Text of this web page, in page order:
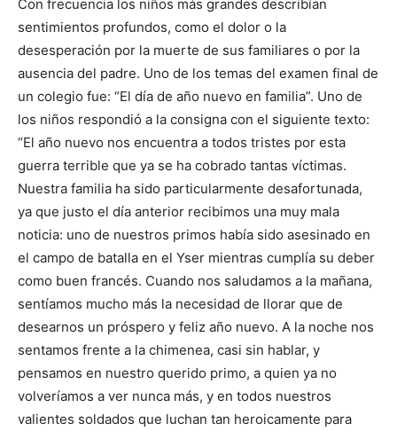
Con frecuencia los niños más grandes describían
sentimientos profundos, como el dolor o la
desesperación por la muerte de sus familiares o por la
ausencia del padre. Uno de los temas del examen final de
un colegio fue: “El día de año nuevo en familia”. Uno de
los niños respondió a la consigna con el siguiente texto:
“El año nuevo nos encuentra a todos tristes por esta
guerra terrible que ya se ha cobrado tantas víctimas.
Nuestra familia ha sido particularmente desafortunada,
ya que justo el día anterior recibimos una muy mala
noticia: uno de nuestros primos había sido asesinado en
el campo de batalla en el Yser mientras cumplía su deber
como buen francés. Cuando nos saludamos a la mañana,
sentíamos mucho más la necesidad de llorar que de
desearnos un próspero y feliz año nuevo. A la noche nos
sentamos frente a la chimenea, casi sin hablar, y
pensamos en nuestro querido primo, a quien ya no
volveríamos a ver nunca más, y en todos nuestros
valientes soldados que luchan tan heroicamente para